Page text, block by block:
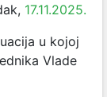
17.11.2025.
u kojoj
Vlade